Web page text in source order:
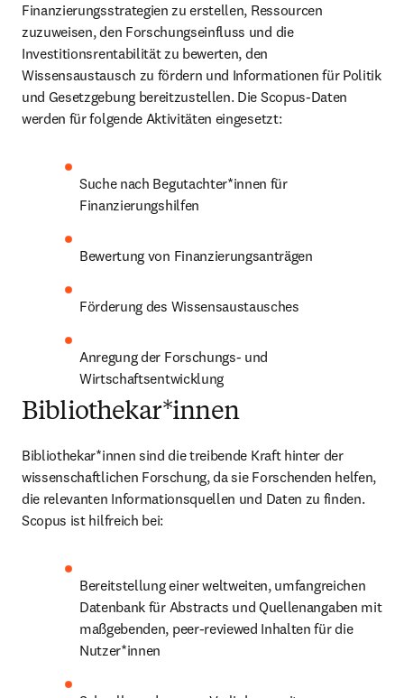
Finanzierungsstrategien zu erstellen, Ressourcen
zuzuweisen, den Forschungseinfluss und die
Investitionsrentabilität zu bewerten, den
Wissensaustausch zu fördern und Informationen für Politik
und Gesetzgebung bereitzustellen. Die Scopus-Daten
werden für folgende Aktivitäten eingesetzt:
Suche nach Begutachter*innen für
Finanzierungshilfen
Bewertung von Finanzierungsanträgen
Förderung des Wissensaustausches
Anregung der Forschungs- und
Wirtschaftsentwicklung
Bibliothekar*innen
Bibliothekar*innen sind die treibende Kraft hinter der
wissenschaftlichen Forschung, da sie Forschenden helfen,
die relevanten Informationsquellen und Daten zu finden.
Scopus ist hilfreich bei:
Bereitstellung einer weltweiten, umfangreichen
Datenbank für Abstracts und Quellenangaben mit
maßgebenden, peer-reviewed Inhalten für die
Nutzer*innen